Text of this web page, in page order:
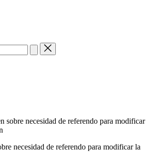
sobre necesidad de referendo para modificar